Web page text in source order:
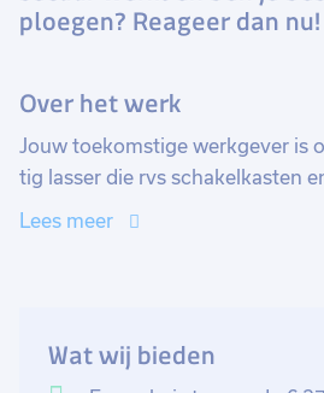
ploegen? Reageer dan nu!
Over het werk
Jouw toekomstige werkgever is
tig lasser die rvs schakelkasten
van een tekening zelfstandig kan
kwalitatief hoogwaardige
Lees meer
Wat wij bieden